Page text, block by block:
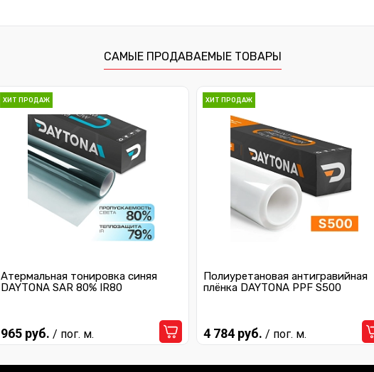
САМЫЕ ПРОДАВАЕМЫЕ ТОВАРЫ
ХИТ ПРОДАЖ
Атермальная тонировка синяя
DAYTONA SAR 80% IR80
965 руб. / пог. м.
ХИТ ПРОДАЖ
Полиуретановая антигравийная
плёнка DAYTONA PPF S500
4 784 руб. / пог. м.